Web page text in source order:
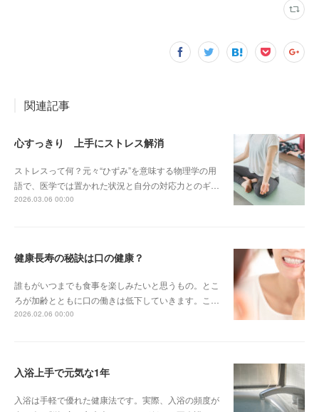
関連記事
心すっきり 上手にストレス解消
ストレスって何？元々“ひずみ”を意味する物理学の用
語で、医学では置かれた状況と自分の対応力とのギ…
2026.03.06 00:00
健康長寿の秘訣は口の健康？
誰もがいつまでも食事を楽しみたいと思うもの。とこ
ろが加齢とともに口の働きは低下していきます。こ…
2026.02.06 00:00
入浴上手で元気な1年
入浴は手軽で優れた健康法です。実際、入浴の頻度が